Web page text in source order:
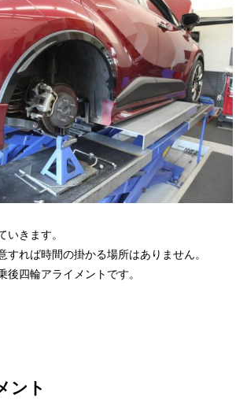
いきます。
すれば時間の掛かる場所はありません。
後四輪アライメントです。
ント